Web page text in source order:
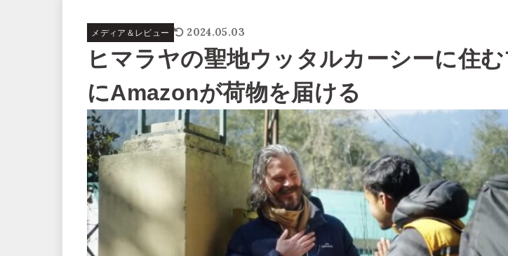
メディア＆レビュー 2024.05.03
ヒマラヤの聖地ウッタルカーシーに住
にAmazonが荷物を届ける